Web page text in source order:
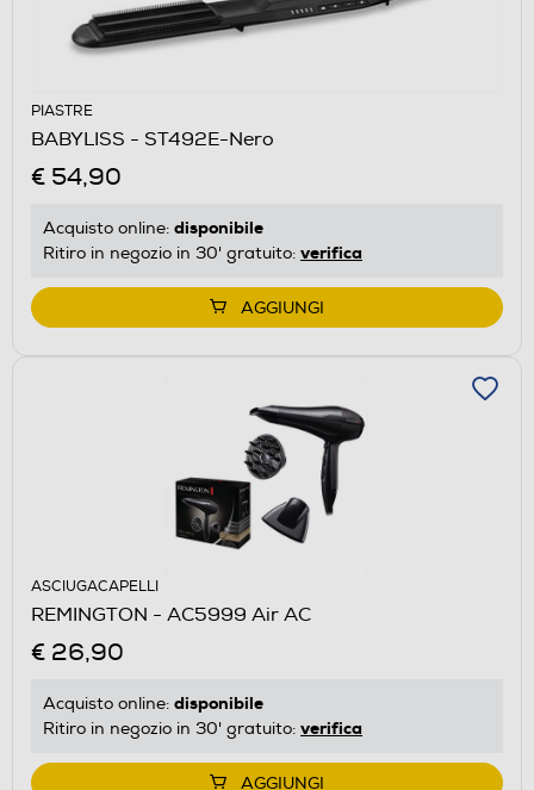
PIASTRE
BABYLISS - ST492E-Nero
€ 54,90
Acquisto online: disponibile
Ritiro in negozio in 30' gratuito: verifica
AGGIUNGI
ASCIUGACAPELLI
REMINGTON - AC5999 Air AC
€ 26,90
Acquisto online: disponibile
Ritiro in negozio in 30' gratuito: verifica
AGGIUNGI